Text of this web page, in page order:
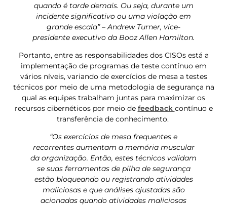
quando é tarde demais. Ou seja, durante um
incidente significativo ou uma violação em
grande escala” – Andrew Turner, vice-
presidente executivo da Booz Allen Hamilton.
Portanto, entre as responsabilidades dos CISOs está a
implementação de programas de teste contínuo em
vários níveis, variando de exercícios de mesa a testes
técnicos por meio de uma metodologia de segurança na
qual as equipes trabalham juntas para maximizar os
recursos cibernéticos por meio de feedback contínuo e
transferência de conhecimento.
“Os exercícios de mesa frequentes e
recorrentes aumentam a memória muscular
da organização. Então, estes técnicos validam
se suas ferramentas de pilha de segurança
estão bloqueando ou registrando atividades
maliciosas e que análises ajustadas são
acionadas quando atividades maliciosas